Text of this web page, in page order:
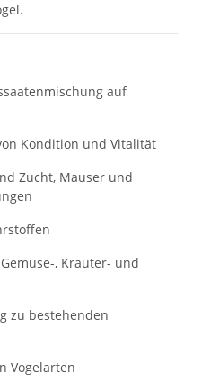
auf
Kondition und Vitalität
Zucht, Mauser und
, Kräuter- und
zu bestehenden
Vogelarten